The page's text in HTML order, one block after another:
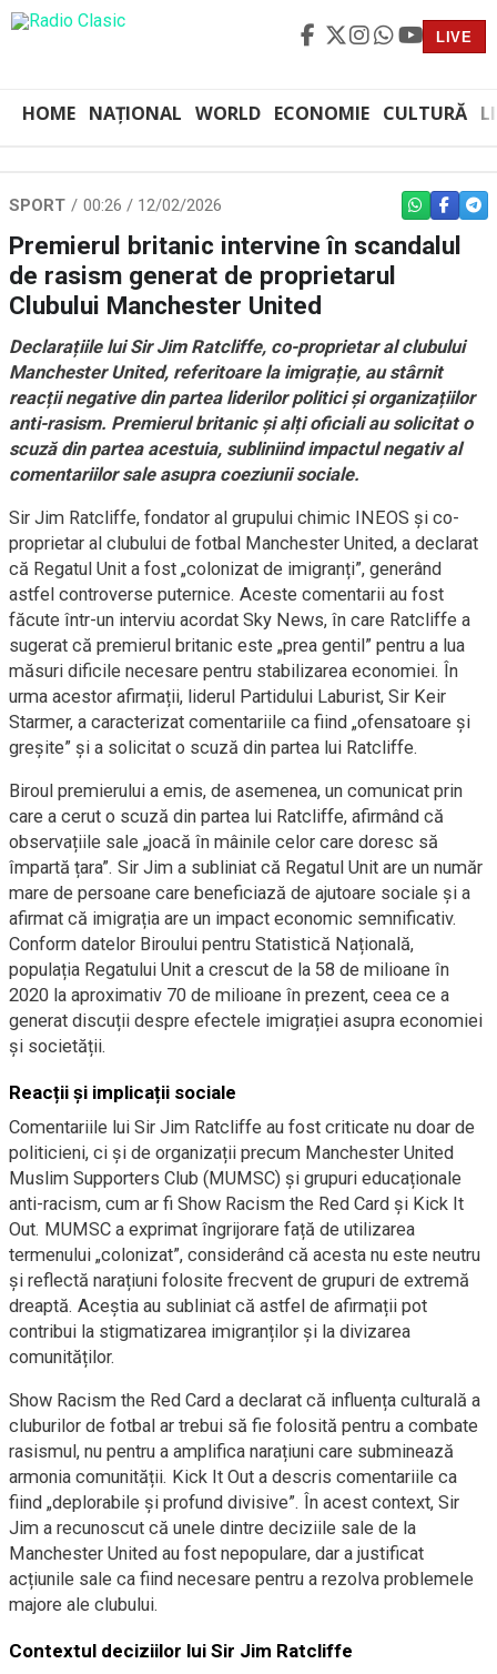
LIVE
HOME NAȚIONAL WORLD ECONOMIE CULTURĂ
SPORT 00:26 / 12/02/2026 WHATSAPP
Premierul britanic intervine în scandalul
de rasism generat de proprietarul
Clubului Manchester United
Declarațiile lui Sir Jim Ratcliffe, co-proprietar al clubului
Manchester United, referitoare la imigrație, au stârnit
reacții negative din partea liderilor politici și organizațiilor
anti-rasism. Premierul britanic și alți oficiali au solicitat o
scuză din partea acestuia, subliniind impactul negativ al
comentariilor sale asupra coeziunii sociale.
Sir Jim Ratcliffe, fondator al grupului chimic INEOS și co-
proprietar al clubului de fotbal Manchester United, a declarat
că Regatul Unit a fost „colonizat de imigranți”, generând
astfel controverse puternice. Aceste comentarii au fost
făcute într-un interviu acordat Sky News, în care Ratcliffe a
sugerat că premierul britanic este „prea gentil” pentru a lua
măsuri dificile necesare pentru stabilizarea economiei. În
urma acestor afirmații, liderul Partidului Laburist, Sir Keir
Starmer, a caracterizat comentariile ca fiind „ofensatoare și
greșite” și a solicitat o scuză din partea lui Ratcliffe.
Biroul premierului a emis, de asemenea, un comunicat prin
care a cerut o scuză din partea lui Ratcliffe, afirmând că
observațiile sale „joacă în mâinile celor care doresc să
împartă țara”. Sir Jim a subliniat că Regatul Unit are un număr
mare de persoane care beneficiază de ajutoare sociale și a
afirmat că imigrația are un impact economic semnificativ.
Conform datelor Biroului pentru Statistică Națională,
populația Regatului Unit a crescut de la 58 de milioane în
2020 la aproximativ 70 de milioane în prezent, ceea ce a
generat discuții despre efectele imigrației asupra economiei
și societății.
Reacții și implicații sociale
Comentariile lui Sir Jim Ratcliffe au fost criticate nu doar de
politicieni, ci și de organizații precum Manchester United
Muslim Supporters Club (MUMSC) și grupuri educaționale
anti-racism, cum ar fi Show Racism the Red Card și Kick It
Out. MUMSC a exprimat îngrijorare față de utilizarea
termenului „colonizat”, considerând că acesta nu este neutru
și reflectă narațiuni folosite frecvent de grupuri de extremă
dreaptă. Aceștia au subliniat că astfel de afirmații pot
contribui la stigmatizarea imigranților și la divizarea
comunităților.
Show Racism the Red Card a declarat că influența culturală a
cluburilor de fotbal ar trebui să fie folosită pentru a combate
rasismul, nu pentru a amplifica narațiuni care subminează
armonia comunității. Kick It Out a descris comentariile ca
fiind „deplorabile și profund divisive”. În acest context, Sir
Jim a recunoscut că unele dintre deciziile sale de la
Manchester United au fost nepopulare, dar a justificat
acțiunile sale ca fiind necesare pentru a rezolva problemele
majore ale clubului.
Contextul deciziilor lui Sir Jim Ratcliffe